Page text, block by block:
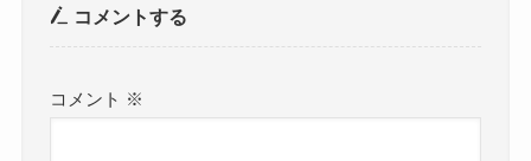
コメントする
コメント ※